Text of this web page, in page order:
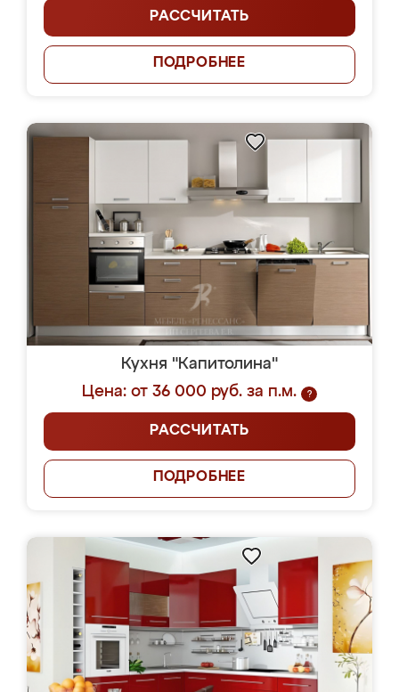
РАССЧИТАТЬ
ПОДРОБНЕЕ
Кухня "Капитолина"
Цена: от 36 000 руб. за п.м.
?
РАССЧИТАТЬ
ПОДРОБНЕЕ